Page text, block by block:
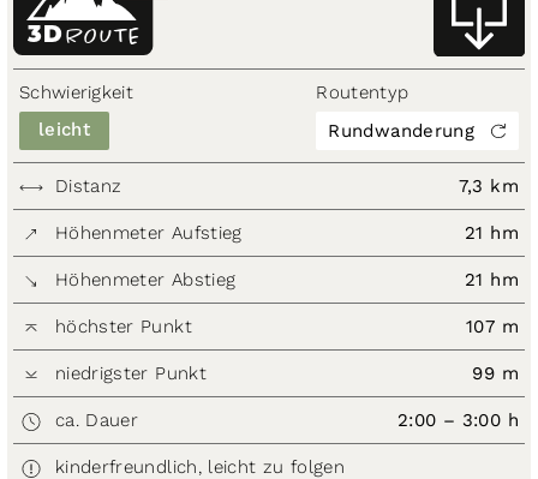
ROUTE
3D
Schwierigkeit
leicht
Routentyp
Rundwanderung
Distanz 7,3 km
Höhenmeter Aufstieg 21 hm
Höhenmeter Abstieg 21 hm
höchster Punkt 107 m
niedrigster Punkt 99 m
ca. Dauer 2:00 – 3:00 h
kinderfreundlich, leicht zu folgen